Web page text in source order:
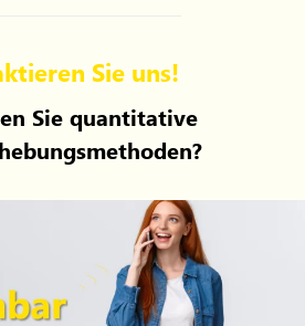
Sie uns!
Sie quantitative